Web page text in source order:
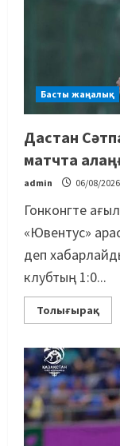
Басты жаңалық
Дастан
матчта
admin 06/08/2026
Гонконгте
«Ювентус»
деп
клубтың 1:0...
Толығырақ